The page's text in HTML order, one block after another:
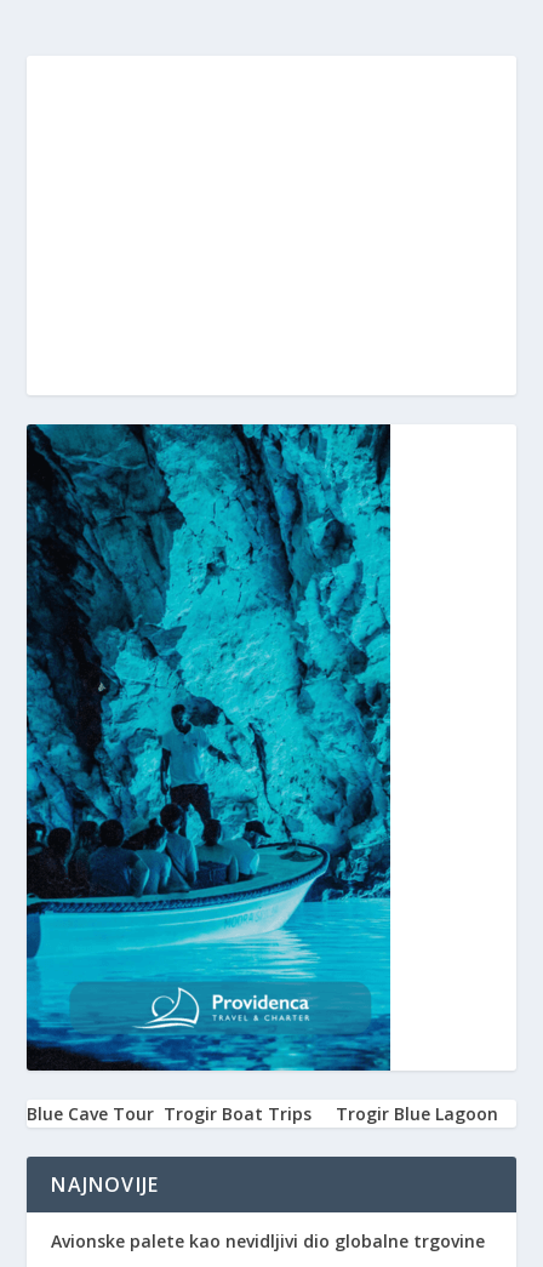
Blue Cave Tour Trogir Boat Trips Trogir Blue Lagoon
NAJNOVIJE
Avionske palete kao nevidljivi dio globalne trgovine